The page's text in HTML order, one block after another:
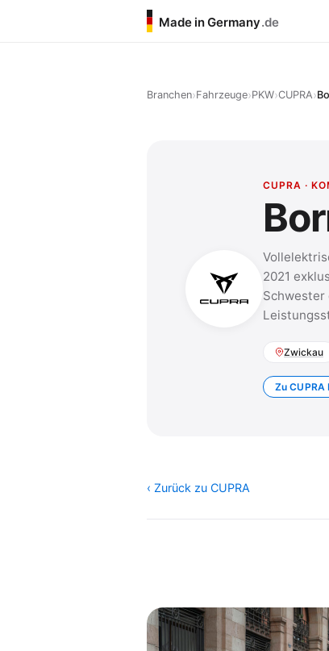
Made in Germany.de
Branchen›Fahrzeuge›PKW›CUPRA›
CUPRA ·
2021
Schwester
Zwickau
Zu CUPRA
‹ Zurück zu CUPRA